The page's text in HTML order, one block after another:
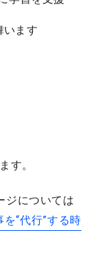
います
す。
ジについては
“代行”する時